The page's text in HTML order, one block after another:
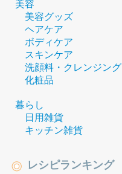
美容
美容グッズ
ヘアケア
ボディケア
スキンケア
洗顔料・クレンジング
化粧品
暮らし
日用雑貨
キッチン雑貨
レシピランキング